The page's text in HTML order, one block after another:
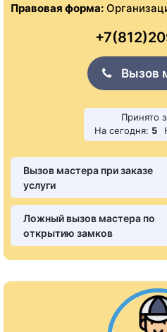
Правовая форма:
Вызов
Принято
На сегодня: 5
Вызов мастера при заказе
услуги
Ложный вызов мастера по
открытию замков